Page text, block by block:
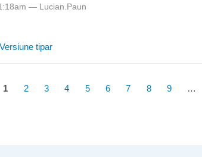
— Lucian.Paun
Lansare EduSAL versiunea 2.37.2
Versiune tipar
1 2 3 4 5 6 7 8 9 …